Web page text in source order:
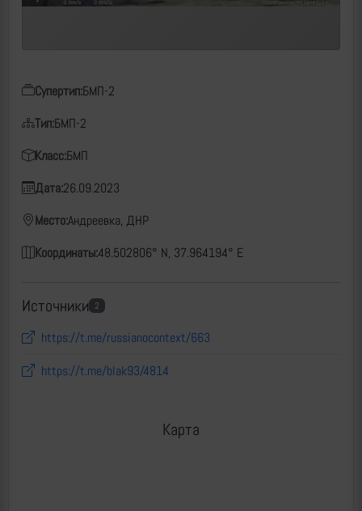
Супертип:БМП-2
Тип:БМП-2
Класс:БМП
Дата:26.09.2023
Место:Андреевка, ДНР
Координаты:48.502806° N, 37.964194° E
Источники 2
https://t.me/russianocontext/663
https://t.me/blak93/4814
Карта